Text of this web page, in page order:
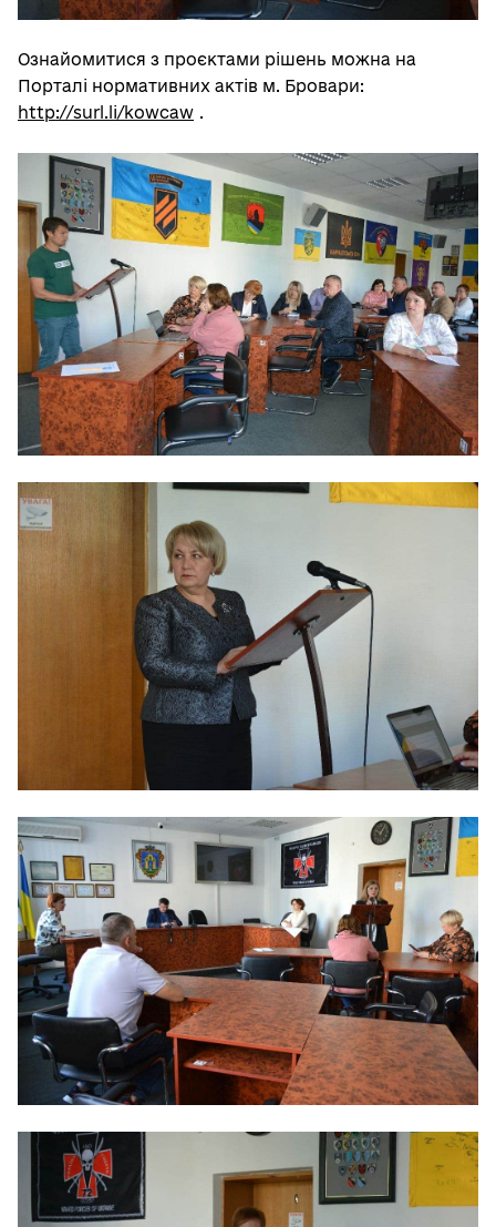
Ознайомитися з проєктами рішень можна на
Порталі нормативних актів м. Бровари:
http://surl.li/kowcaw .